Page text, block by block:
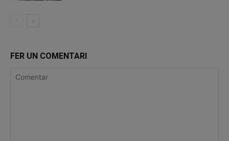
FER UN COMENTARI